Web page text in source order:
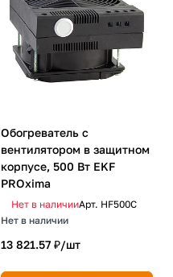
Обогреватель с
вентилятором в защитном
корпусе, 500 Вт EKF
PROxima
Нет в наличииАрт. HF500C
Нет в наличии
13 821.57 ₽/шт